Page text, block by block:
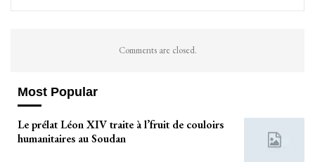
Comments are closed.
Most Popular
Le prélat Léon XIV traite à l’fruit de couloirs
humanitaires au Soudan